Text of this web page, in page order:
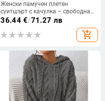
Женски памучен плетен
суитшърт с качулка – свободна
кройка, дълги ръкави, средна
36.44€/71.27 лв
add_shopping_cart